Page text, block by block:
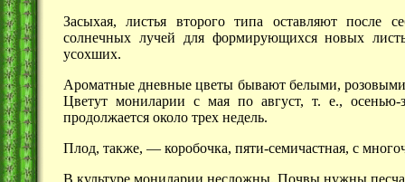
Засыхая, листья второго типа оставляют после
солнечных лучей для формирующихся новых
усохших.
Ароматные дневные цветы бывают белыми,
Цветут мониларии с мая по август, т. е.,
продолжается около трех недель.
Плод, также, — коробочка, пяти-семичастная, с